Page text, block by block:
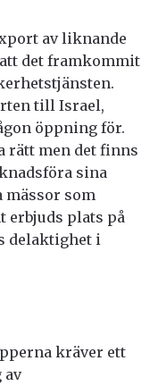
av liknande
det framkommit
till Israel,
öppning för.
rätt men det finns
sina
mässor som
erbjuds plats på
delaktighet i
kräver ett
av